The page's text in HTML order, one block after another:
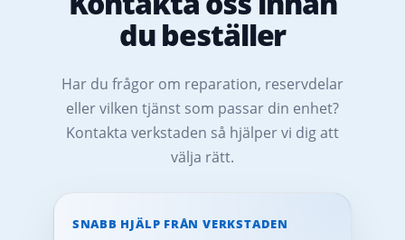
du beställer
Har du frågor om reparation, reservdelar
eller vilken tjänst som passar din enhet?
Kontakta verkstaden så hjälper vi dig att
välja rätt.
SNABB HJÄLP FRÅN VERKSTADEN